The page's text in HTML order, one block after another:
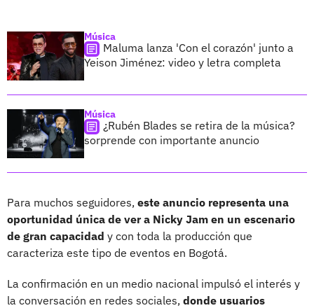
Música
Maluma lanza 'Con el corazón' junto a
Yeison Jiménez: video y letra completa
Música
¿Rubén Blades se retira de la música?
sorprende con importante anuncio
Para muchos seguidores, este anuncio representa una
oportunidad única de ver a Nicky Jam en un escenario
de gran capacidad y con toda la producción que
caracteriza este tipo de eventos en Bogotá.
La confirmación en un medio nacional impulsó el interés y
la conversación en redes sociales, donde usuarios